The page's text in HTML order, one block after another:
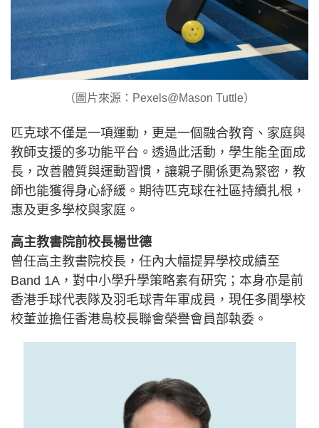
（圖片來源：Pexels@Mason Tuttle）
匹克球不僅是一項運動，更是一個融合教育、家庭與
教師支援的多功能平台。透過此活動，學生能全面成
長，改善體質與運動習慣，讓親子關係更為緊密，教
師也能獲得身心紓緩。期待匹克球在社區持續扎根，
惠及更多學校與家庭。
高主教書院前校長楊世德
曾任高主教書院校長，任內大幅提昇學校成績至
Band 1A，對中小學升學策略素有研究；本身亦是前
香港手球代表隊及羽毛球青年軍成員，現任多間學校
校董並擔任香港島校長聯會榮譽會員部執委。